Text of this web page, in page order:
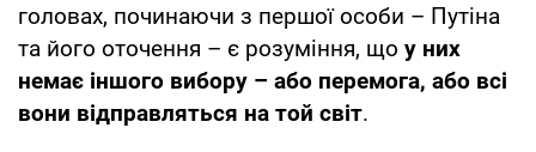
головах, починаючи з першої особи – Путіна
та його оточення – є розуміння, що у них
немає іншого вибору – або перемога, або всі
вони відправляться на той світ.